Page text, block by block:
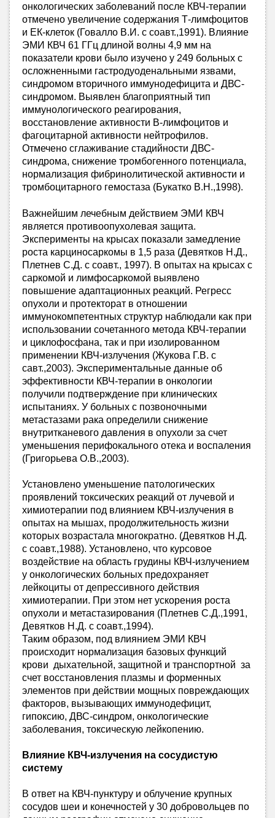
онкологических заболеваний после КВЧ-терапии
отмечено увеличение содержания Т-лимфоцитов
и ЕК-клеток (Говалло В.И. с соавт.,1991). Влияние
ЭМИ КВЧ 61 ГГц длиной волны 4,9 мм на
показатели крови было изучено у 249 больных с
осложненными гастродуоденальными язвами,
синдромом вторичного иммунодефицита и ДВС-
синдромом. Выявлен благоприятный тип
иммунологического реагирования,
восстановление активности В-лимфоцитов и
фагоцитарной активности нейтрофилов.
Отмечено сглаживание стадийности ДВС-
синдрома, снижение тромбогенного потенциала,
нормализация фибринолитической активности и
тромбоцитарного гемостаза (Букатко В.Н.,1998).
Важнейшим лечебным действием ЭМИ КВЧ
является противоопухолевая защита.
Эксперименты на крысах показали замедление
роста карциносаркомы в 1,5 раза (Девятков Н.Д.,
Плетнев С.Д. с соавт., 1997). В опытах на крысах с
саркомой и лимфосаркомой выявлено
повышение адаптационных реакций. Регресс
опухоли и протекторат в отношении
иммунокомпетентных структур наблюдали как при
использовании сочетанного метода КВЧ-терапии
и циклофосфана, так и при изолированном
применении КВЧ-излучения (Жукова Г.В. с
савт.,2003). Экспериментальные данные об
эффективности КВЧ-терапии в онкологии
получили подтверждение при клинических
испытаниях. У больных с позвоночными
метастазами рака определили снижение
внутритканевого давления в опухоли за счет
уменьшения перифокального отека и воспаления
(Григорьева О.В.,2003).
Установлено уменьшение патологических
проявлений токсических реакций от лучевой и
химиотерапии под влиянием КВЧ-излучения в
опытах на мышах, продолжительность жизни
которых возрастала многократно. (Девятков Н.Д.
с соавт.,1988). Установлено, что курсовое
воздействие на область грудины КВЧ-излучением
у онкологических больных предохраняет
лейкоциты от депрессивного действия
химиотерапии. При этом нет ускорения роста
опухоли и метастазирования (Плетнев С.Д.,1991,
Девятков Н.Д. с соавт.,1994).
Таким образом, под влиянием ЭМИ КВЧ
происходит нормализация базовых функций
крови дыхательной, защитной и транспортной за
счет восстановления плазмы и форменных
элементов при действии мощных повреждающих
факторов, вызывающих иммунодефицит,
гипоксию, ДВС-синдром, онкологические
заболевания, токсическую лейкопению.
Влияние КВЧ-излучения на сосудистую
систему
В ответ на КВЧ-пунктуру и облучение крупных
сосудов шеи и конечностей у 30 добровольцев по